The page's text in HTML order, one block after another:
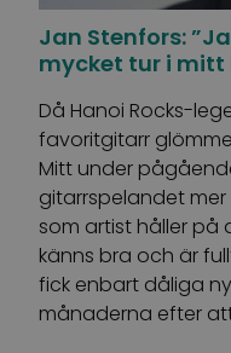
Jan Stenfors:
mycket tur i mitt
Då Hanoi Rocks-
favoritgitarr
Mitt under
gitarrspelandet
som artist håller på
känns bra och är
fick enbart dåliga
månaderna efter